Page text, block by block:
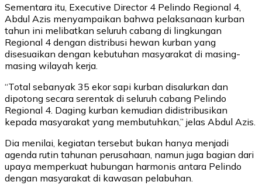
Sementara itu, Executive Director 4 Pelindo Regional 4,
Abdul Azis menyampaikan bahwa pelaksanaan kurban
tahun ini melibatkan seluruh cabang di lingkungan
Regional 4 dengan distribusi hewan kurban yang
disesuaikan dengan kebutuhan masyarakat di masing-
masing wilayah kerja.
“Total sebanyak 35 ekor sapi kurban disalurkan dan
dipotong secara serentak di seluruh cabang Pelindo
Regional 4. Daging kurban kemudian didistribusikan
kepada masyarakat yang membutuhkan,” jelas Abdul Azis.
Dia menilai, kegiatan tersebut bukan hanya menjadi
agenda rutin tahunan perusahaan, namun juga bagian dari
upaya memperkuat hubungan harmonis antara Pelindo
dengan masyarakat di kawasan pelabuhan.